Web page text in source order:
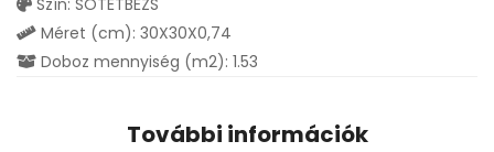
Méret (cm): 30X30X0,74
Doboz mennyiség (m2): 1.53
További információk